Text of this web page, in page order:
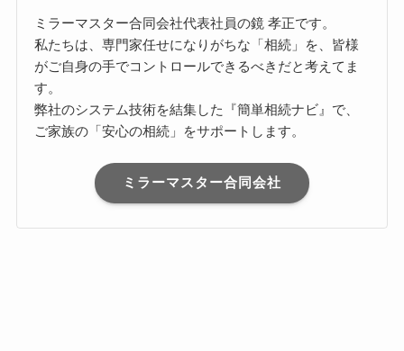
ミラーマスター合同会社代表社員の鏡 孝正です。
私たちは、専門家任せになりがちな「相続」を、皆様
がご自身の手でコントロールできるべきだと考えてま
す。
弊社のシステム技術を結集した『簡単相続ナビ』で、
ご家族の「安心の相続」をサポートします。
ミラーマスター合同会社